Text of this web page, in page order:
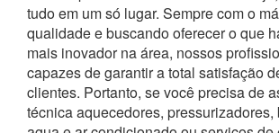
tudo em um só lugar. Sempre com o
qualidade e buscando oferecer o que
mais inovador na área, nossos
capazes de garantir a total satisfação
clientes. Portanto, se você precisa de
técnica aquecedores, pressurizadores,